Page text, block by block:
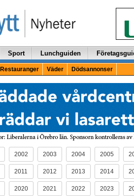
Sport Lunchguiden
Restauranger Väder Dödsannonser
2002 2003 2004 2005
2011 2012 2013 2014
2020 2021 2022 2023